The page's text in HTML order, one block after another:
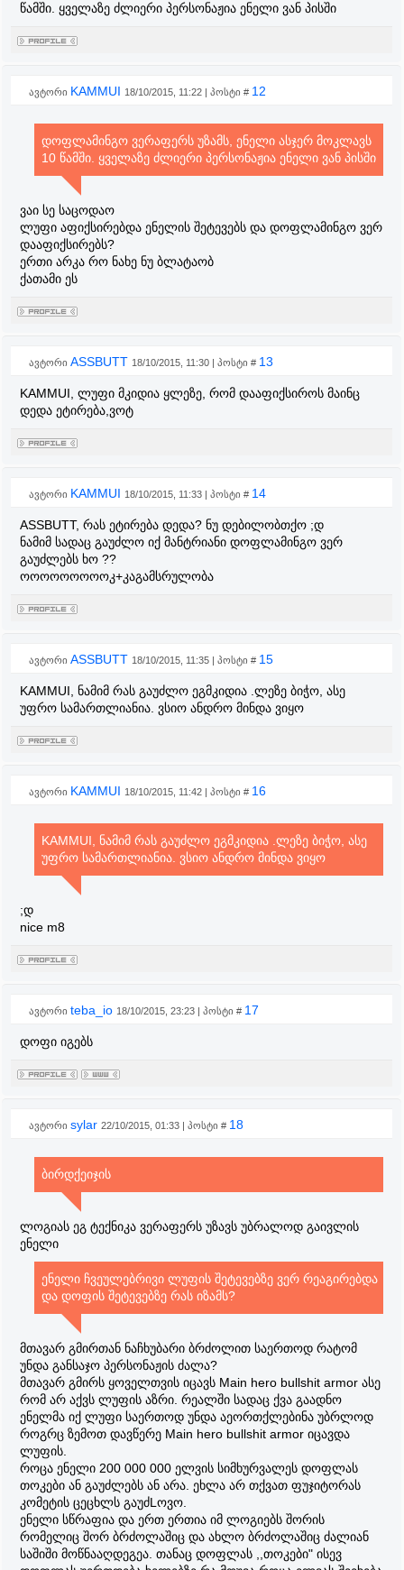
წამში. ყველაზე ძლიერი პერსონაჟია ენელი ვან პისში
ავტორი KAMMUI 18/10/2015, 11:22 | პოსტი # 12
დოფლამინგო ვერაფერს უზამს, ენელი ასჯერ მოკლავს
10 წამში. ყველაზე ძლიერი პერსონაჟია ენელი ვან პისში
ვაი სე საცოდაო
ლუფი აფიქსირებდა ენელის შეტევებს და დოფლამინგო ვერ
დააფიქსირებს?
ერთი არკა რო ნახე ნუ ბლატაობ
ქათამი ეს
ავტორი ASSBUTT 18/10/2015, 11:30 | პოსტი # 13
KAMMUI, ლუფი მკიდია ყლეზე, რომ დააფიქსიროს მაინც
დედა ეტირება,ვოტ
ავტორი KAMMUI 18/10/2015, 11:33 | პოსტი # 14
ASSBUTT, რას ეტირება დედა? ნუ დებილობთქო ;დ
ნამიმ სადაც გაუძლო იქ მანტრიანი დოფლამინგო ვერ
გაუძლებს ხო ??
ოოოოოოოოოკ+კაგამსრულობა
ავტორი ASSBUTT 18/10/2015, 11:35 | პოსტი # 15
KAMMUI, ნამიმ რას გაუძლო ეგმკიდია .ლეზე ბიჭო, ასე
უფრო სამართლიანია. ვსიო ანდრო მინდა ვიყო
ავტორი KAMMUI 18/10/2015, 11:42 | პოსტი # 16
KAMMUI, ნამიმ რას გაუძლო ეგმკიდია .ლეზე ბიჭო, ასე
უფრო სამართლიანია. ვსიო ანდრო მინდა ვიყო
;დ
nice m8
ავტორი teba_io 18/10/2015, 23:23 | პოსტი # 17
დოფი იგებს
ავტორი sylar 22/10/2015, 01:33 | პოსტი # 18
ბირდქეიჯის
ლოგიას ეგ ტექნიკა ვერაფერს უზავს უბრალოდ გაივლის
ენელი
ენელი ჩვეულებრივი ლუფის შეტევებზე ვერ რეაგირებდა
და დოფის შეტევებზე რას იზამს?
მთავარ გმირთან ნაჩხუბარი ბრძოლით საერთოდ რატომ
უნდა განსაჯო პერსონაჟის ძალა?
მთავარ გმირს ყოველთვის იცავს Main hero bullshit armor ასე
რომ არ აქვს ლუფის აზრი. რეალში სადაც ქვა გაადნო
ენელმა იქ ლუფი საერთოდ უნდა აეორთქლებინა უბრლოდ
როგრც ზემოთ დავწერე Main hero bullshit armor იცავდა
ლუფის.
როცა ენელი 200 000 000 ელვის სიმხურვალეს დოფლას
თოკები ან გაუძლებს ან არა. ეხლა არ თქვათ ფუჯიტორას
კომეტის ცეცხლს გაუძLოვო.
ენელი სწრაფია და ერთ ერთია იმ ლოგიებს შორის
რომელიც შორ ბრძოლაშიც და ახლო ბრძოლაშიც ძალიან
საშიში მოწნააღდეგეა. თანაც დოფლას ,,თოკები" ისევ